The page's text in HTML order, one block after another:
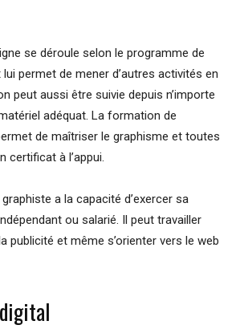
se déroule selon le programme de
permet de mener d’autres activités en
peut aussi être suivie depuis n’importe
adéquat. La formation de
de maîtriser le graphisme et toutes
certificat à l’appui.
a la capacité d’exercer sa
ou salarié. Il peut travailler
publicité et même s’orienter vers le web